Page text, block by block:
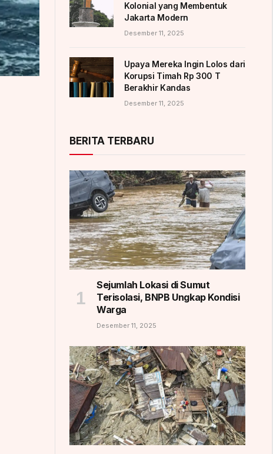
Kolonial yang Membentuk
Jakarta Modern
Desember 11, 2025
Upaya Mereka Ingin Lolos dari
Korupsi Timah Rp 300 T
Berakhir Kandas
Desember 11, 2025
BERITA TERBARU
Sejumlah Lokasi di Sumut
Terisolasi, BNPB Ungkap Kondisi
Warga
Desember 11, 2025